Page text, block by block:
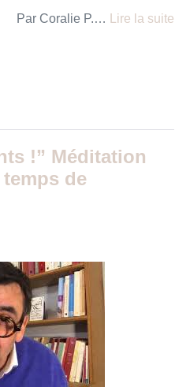
Par Coralie P.… Lire la suite
!” Méditation
de